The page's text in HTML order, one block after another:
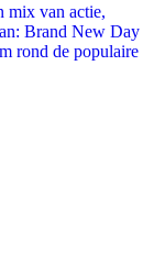
mix van actie,
Brand New Day
rond de populaire